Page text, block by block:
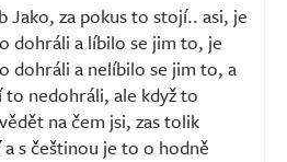
Jako, za pokus to stojí.. asi, je
dohráli a líbilo se jim to, je
dohráli a nelíbilo se jim to, a
nedohráli, ale když to
na čem jsi, zas tolik
s češtinou je to o hodně